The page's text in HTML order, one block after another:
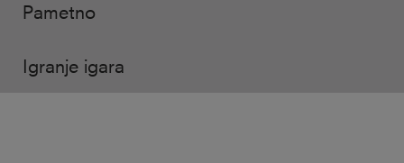
Pametno
Igranje igara